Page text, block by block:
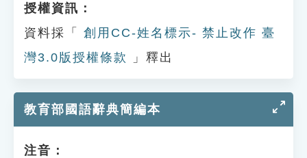
授權資訊：
資料採「
創用CC-姓名標示- 禁止改作 臺
灣3.0版授權條款
」釋出
教育部國語辭典簡編本
注音：